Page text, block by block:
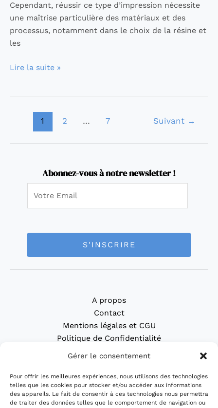
Gérer le consentement
Pour offrir les meilleures expériences, nous utilisons des technologies
telles que les cookies pour stocker et/ou accéder aux informations
des appareils. Le fait de consentir à ces technologies nous permettra
de traiter des données telles que le comportement de navigation ou
Cependant, réussir ce type d’impression nécessite
une maîtrise particulière des matériaux et des
processus, notamment dans le choix de la résine et
les
Lire la suite »
1 2 … 7 Suivant →
Abonnez-vous à notre newsletter !
S'INSCRIRE
A propos
Contact
Mentions légales et CGU
Politique de Confidentialité
Politique de cookies (UE)
blog
Gravure laser
Impression 3d